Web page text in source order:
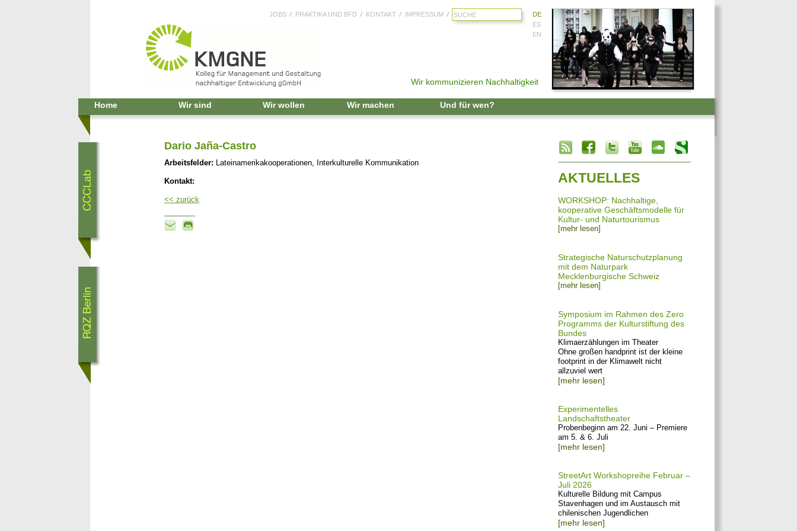
Wir kommunizieren Nachhaltigkeit
JOBS PRAKTIKA UND BFD KONTAKT IMPRESSUM
DE
ES
EN
info heading
Zum Inhalt springen
Home Wir sind Wir wollen Wir machen Und für wen?
Dario Jaña-Castro
Arbeitsfelder: Lateinamerikakooperationen, Interkulturelle Kommunikation
Kontakt:
<< zurück
AKTUELLES
WORKSHOP: Nachhaltige,
kooperative Geschäftsmodelle für
Kultur- und Naturtourismus
[mehr lesen]
Strategische Naturschutzplanung
mit dem Naturpark
Mecklenburgische Schweiz
[mehr lesen]
Symposium im Rahmen des Zero
Programms der Kulturstiftung des
Bundes
Klimaerzählungen im Theater
Ohne großen handprint ist der kleine
footprint in der Klimawelt nicht
allzuviel wert
[mehr lesen]
Experimentelles
Landschaftstheater
Probenbeginn am 22. Juni – Premiere
am 5. & 6. Juli
[mehr lesen]
StreetArt Workshopreihe Februar –
Juli 2026
Kulturelle Bildung mit Campus
Stavenhagen und im Austausch mit
chilenischen Jugendlichen
[mehr lesen]